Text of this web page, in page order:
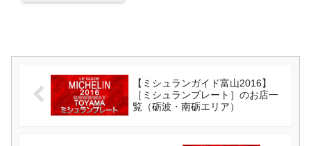
【ミシュランガイド富山2016】
［ミシュランプレート］のお店一
覧（砺波・南砺エリア）